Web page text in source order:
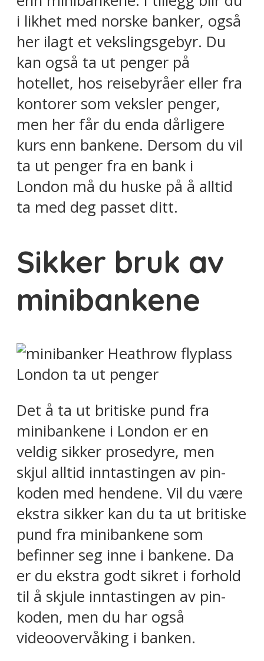
i likhet med norske banker, også
her ilagt et vekslingsgebyr. Du
kan også ta ut penger på
hotellet, hos reisebyråer eller fra
kontorer som veksler penger,
men her får du enda dårligere
kurs enn bankene. Dersom du vil
ta ut penger fra en bank i
London må du huske på å alltid
ta med deg passet ditt.
Sikker bruk av
minibankene
Det å ta ut britiske pund fra
minibankene i London er en
veldig sikker prosedyre, men
skjul alltid inntastingen av pin-
koden med hendene. Vil du være
ekstra sikker kan du ta ut britiske
pund fra minibankene som
befinner seg inne i bankene. Da
er du ekstra godt sikret i forhold
til å skjule inntastingen av pin-
koden, men du har også
videoovervåking i banken.